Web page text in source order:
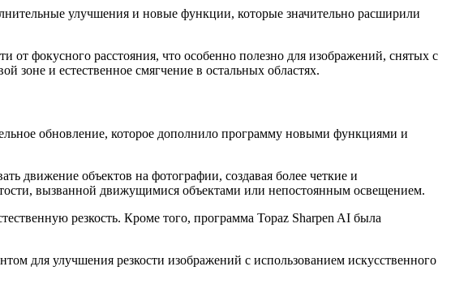
улучшения и новые функции, которые значительно расширили
от фокусного расстояния, что особенно полезно для изображений, снятых с
зоне и естественное смягчение в остальных областях.
обновление, которое дополнило программу новыми функциями и
движение объектов на фотографии, создавая более четкие и
вызванной движущимися объектами или непостоянным освещением.
резкость. Кроме того, программа Topaz Sharpen AI была
для улучшения резкости изображений с использованием искусственного